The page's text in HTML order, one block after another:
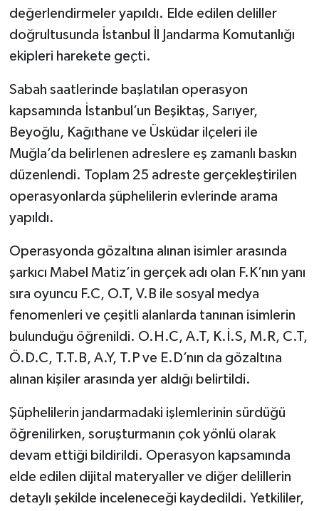
değerlendirmeler yapıldı. Elde edilen deliller
doğrultusunda İstanbul İl Jandarma Komutanlığı
ekipleri harekete geçti.
Sabah saatlerinde başlatılan operasyon
kapsamında İstanbul’un Beşiktaş, Sarıyer,
Beyoğlu, Kağıthane ve Üsküdar ilçeleri ile
Muğla’da belirlenen adreslere eş zamanlı baskın
düzenlendi. Toplam 25 adreste gerçekleştirilen
operasyonlarda şüphelilerin evlerinde arama
yapıldı.
Operasyonda gözaltına alınan isimler arasında
şarkıcı Mabel Matiz’in gerçek adı olan F.K’nın yanı
sıra oyuncu F.C, O.T, V.B ile sosyal medya
fenomenleri ve çeşitli alanlarda tanınan isimlerin
bulunduğu öğrenildi. O.H.C, A.T, K.İ.S, M.R, C.T,
Ö.D.C, T.T.B, A.Y, T.P ve E.D’nın da gözaltına
alınan kişiler arasında yer aldığı belirtildi.
Şüphelilerin jandarmadaki işlemlerinin sürdüğü
öğrenilirken, soruşturmanın çok yönlü olarak
devam ettiği bildirildi. Operasyon kapsamında
elde edilen dijital materyaller ve diğer delillerin
detaylı şekilde inceleneceği kaydedildi. Yetkililer,